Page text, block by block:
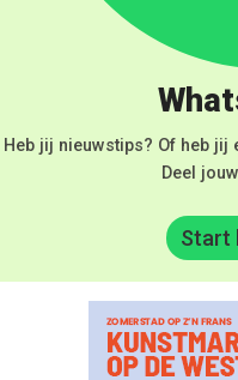
Heb jij nieuwstips? Of heb
Deel
Start